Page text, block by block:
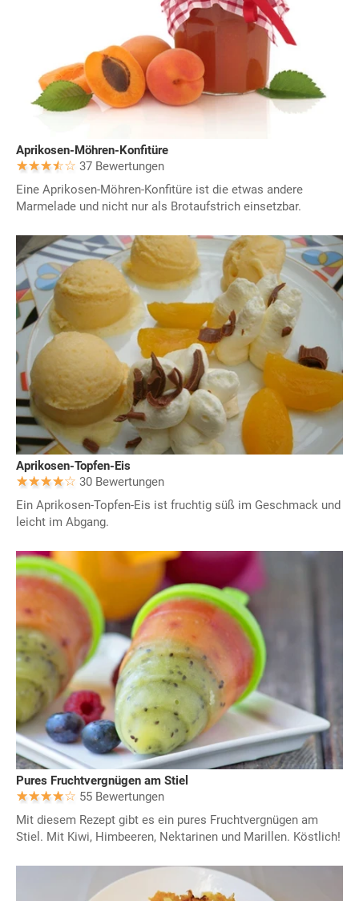
Aprikosen-Möhren-Konfitüre
37 Bewertungen
Eine Aprikosen-Möhren-Konfitüre ist die etwas andere
Marmelade und nicht nur als Brotaufstrich einsetzbar.
Aprikosen-Topfen-Eis
30 Bewertungen
Ein Aprikosen-Topfen-Eis ist fruchtig süß im Geschmack und
leicht im Abgang.
Pures Fruchtvergnügen am Stiel
55 Bewertungen
Mit diesem Rezept gibt es ein pures Fruchtvergnügen am
Stiel. Mit Kiwi, Himbeeren, Nektarinen und Marillen. Köstlich!